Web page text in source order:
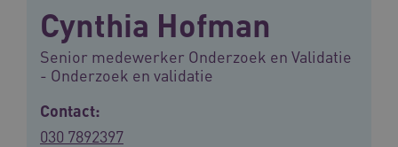
Cynthia Hofman
Senior medewerker Onderzoek en Validatie
- Onderzoek en validatie
Contact:
030 7892397